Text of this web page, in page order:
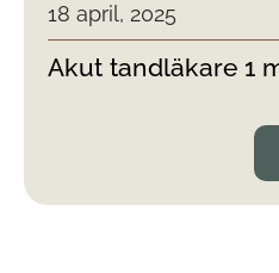
18 april, 2025
Akut tandläkare 1